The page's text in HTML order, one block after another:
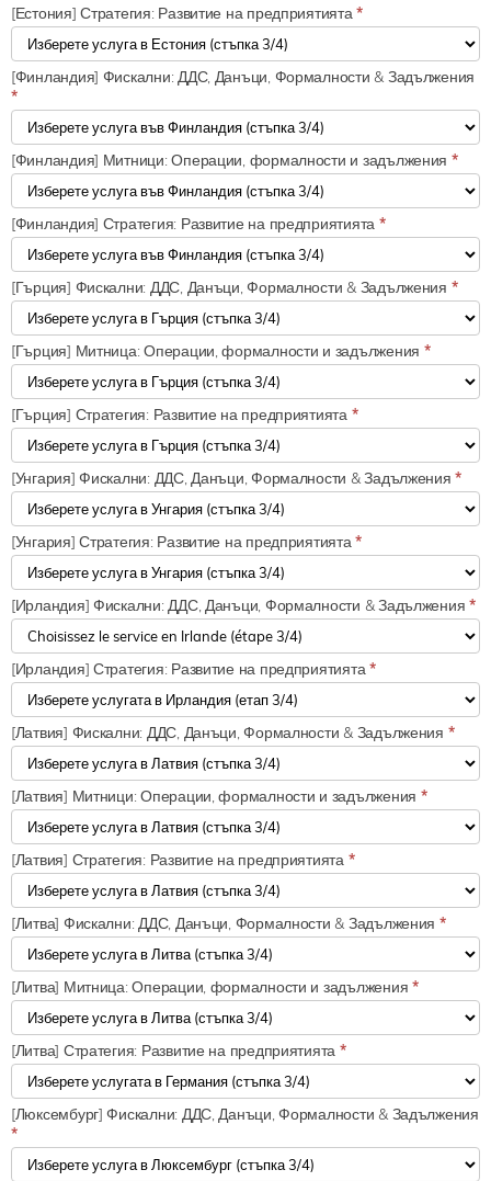
[Естония] Стратегия: Развитие на предприятията*
[Финландия] Фискални: ДДС, Данъци, Формалности & Задължения
*
[Финландия] Митници: Операции, формалности и задължения *
[Финландия] Стратегия: Развитие на предприятията *
[Гърция] Фискални: ДДС, Данъци, Формалности & Задължения *
[Гърция] Митница: Операции, формалности и задължения *
[Гърция] Стратегия: Развитие на предприятията *
[Унгария] Фискални: ДДС, Данъци, Формалности & Задължения*
[Унгария] Стратегия: Развитие на предприятията*
[Ирландия] Фискални: ДДС, Данъци, Формалности & Задължения*
[Ирландия] Стратегия: Развитие на предприятията*
[Латвия] Фискални: ДДС, Данъци, Формалности & Задължения *
[Латвия] Митници: Операции, формалности и задължения *
[Латвия] Стратегия: Развитие на предприятията *
[Литва] Фискални: ДДС, Данъци, Формалности & Задължения *
[Литва] Митница: Операции, формалности и задължения *
[Литва] Стратегия: Развитие на предприятията *
[Люксембург] Фискални: ДДС, Данъци, Формалности & Задължения
*